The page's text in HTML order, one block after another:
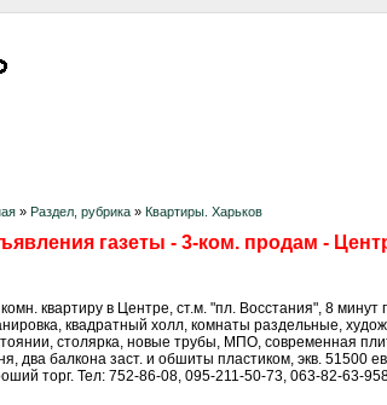
» Раздел, рубрика » Квартиры. Харьков
газеты - 3-ком. продам -
квартиру в Центре, ст.м. "пл. Восстания", 8
квадратный холл, комнаты раздельные,
столярка, новые трубы, МПО, современная
два балкона заст. и обшиты пластиком, экв. 51500
торг. Тел: 752-86-08, 095-211-50-73, 063-82-63-